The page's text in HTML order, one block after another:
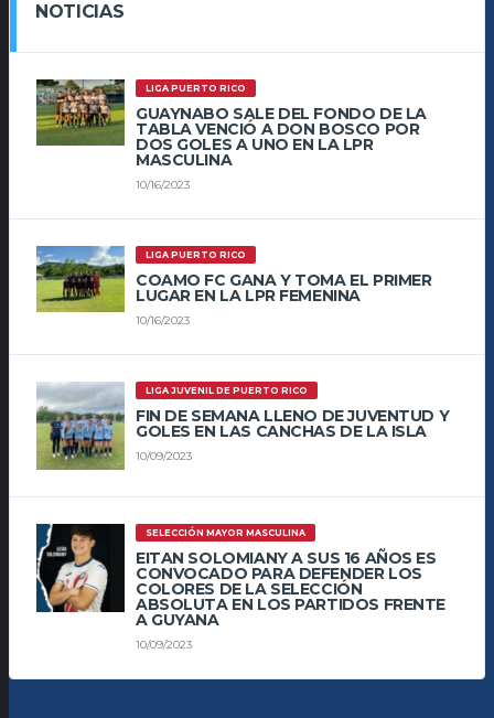
NOTICIAS
LIGA PUERTO RICO
GUAYNABO SALE DEL FONDO DE LA
TABLA VENCIÓ A DON BOSCO POR
DOS GOLES A UNO EN LA LPR
MASCULINA
10/16/2023
LIGA PUERTO RICO
COAMO FC GANA Y TOMA EL PRIMER
LUGAR EN LA LPR FEMENINA
10/16/2023
LIGA JUVENIL DE PUERTO RICO
FIN DE SEMANA LLENO DE JUVENTUD Y
GOLES EN LAS CANCHAS DE LA ISLA
10/09/2023
SELECCIÓN MAYOR MASCULINA
EITAN SOLOMIANY A SUS 16 AÑOS ES
CONVOCADO PARA DEFENDER LOS
COLORES DE LA SELECCIÓN
ABSOLUTA EN LOS PARTIDOS FRENTE
A GUYANA
10/09/2023